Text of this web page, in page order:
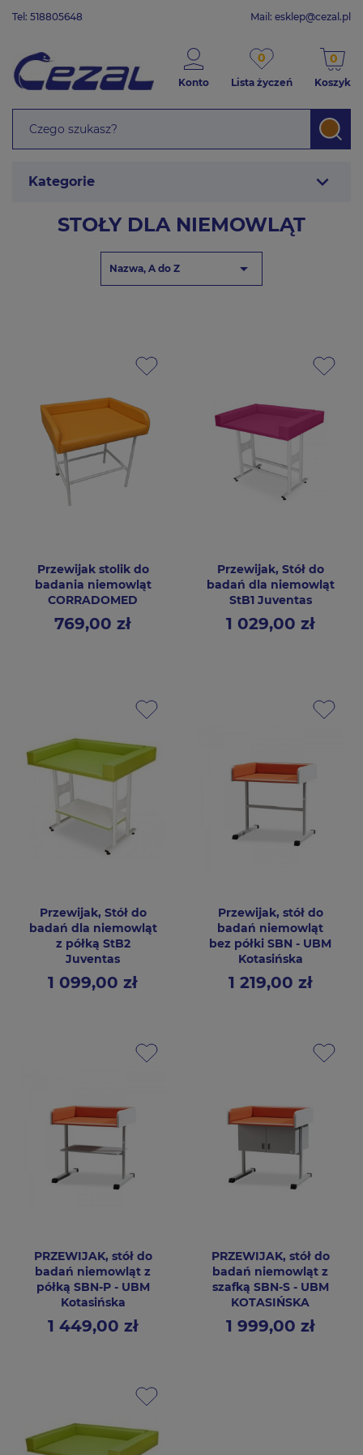
Tel: 518805648 Mail: esklep@cezal.pl
Konto
0
Lista życzeń
0
Koszyk
Kategorie expand_more
STOŁY DLA NIEMOWLĄT
Nazwa, A do Z 
Przewijak stolik do
badania niemowląt
CORRADOMED
Cena769,00 zł
Przewijak, Stół do
badań dla niemowląt
StB1 Juventas
Cena1 029,00 zł
Przewijak, Stół do
badań dla niemowląt
z półką StB2
Juventas
Cena1 099,00 zł
Przewijak, stół do
badań niemowląt
bez półki SBN - UBM
Kotasińska
Cena1 219,00 zł
PRZEWIJAK, stół do
badań niemowląt z
półką SBN-P - UBM
Kotasińska
Cena1 449,00 zł
PRZEWIJAK, stół do
badań niemowląt z
szafką SBN-S - UBM
KOTASIŃSKA
Cena1 999,00 zł